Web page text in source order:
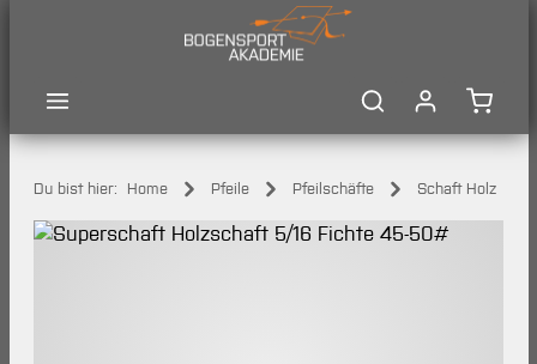
Du bist hier: Home Pfeile Pfeilschäfte Schaft Holz
Bildergalerie überspringen